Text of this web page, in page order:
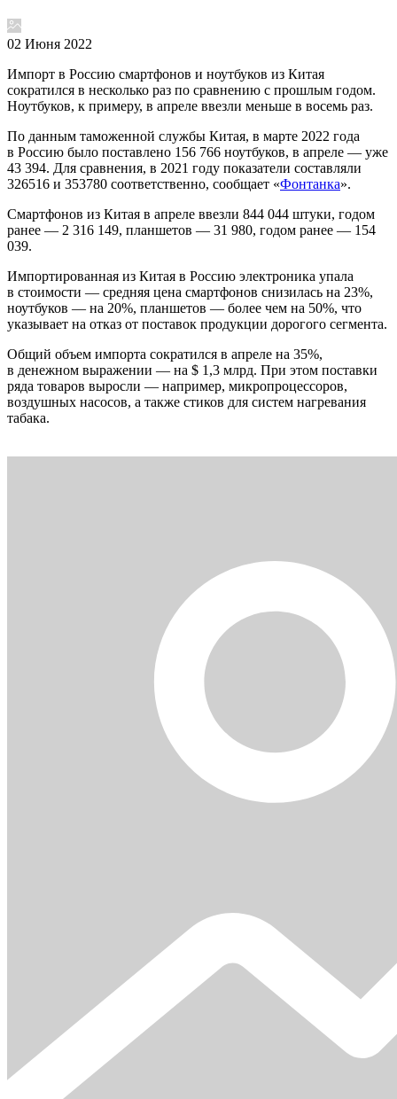
02 Июня 2022
Импорт в Россию смартфонов и ноутбуков из Китая
сократился в несколько раз по сравнению с прошлым годом.
Ноутбуков, к примеру, в апреле ввезли меньше в восемь раз.
По данным таможенной службы Китая, в марте 2022 года
в Россию было поставлено 156 766 ноутбуков, в апреле — уже
43 394. Для сравнения, в 2021 году показатели составляли
326516 и 353780 соответственно, сообщает «Фонтанка».
Смартфонов из Китая в апреле ввезли 844 044 штуки, годом
ранее — 2 316 149, планшетов — 31 980, годом ранее — 154
039.
Импортированная из Китая в Россию электроника упала
в стоимости — средняя цена смартфонов снизилась на 23%,
ноутбуков — на 20%, планшетов — более чем на 50%, что
указывает на отказ от поставок продукции дорогого сегмента.
Общий объем импорта сократился в апреле на 35%,
в денежном выражении — на $ 1,3 млрд. При этом поставки
ряда товаров выросли — например, микропроцессоров,
воздушных насосов, а также стиков для систем нагревания
табака.